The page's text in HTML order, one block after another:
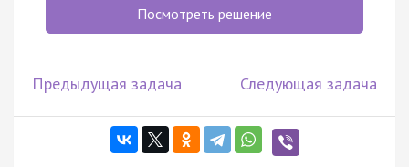
Посмотреть решение
Предыдущая задача Следующая задача